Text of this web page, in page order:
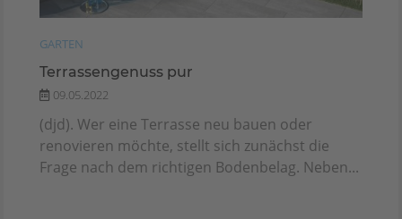
GARTEN
Terrassengenuss pur
09.05.2022
(djd). Wer eine Terrasse neu bauen oder
renovieren möchte, stellt sich zunächst die
Frage nach dem richtigen Bodenbelag. Neben...